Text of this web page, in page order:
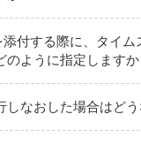
添付する際に、タイム
のように指定しますか
しなおした場合はどう